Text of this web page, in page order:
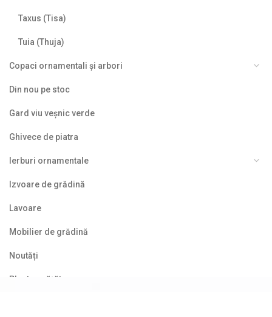
Taxus (Tisa)
Tuia (Thuja)
Copaci ornamentali și arbori
Din nou pe stoc
Gard viu veșnic verde
Ghivece de piatra
Ierburi ornamentale
Izvoare de grădină
Lavoare
Mobilier de grădină
Noutăți
Plante agățătoare